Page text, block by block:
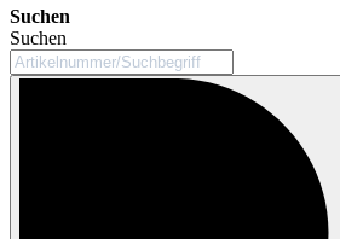
Suchen
Suchen